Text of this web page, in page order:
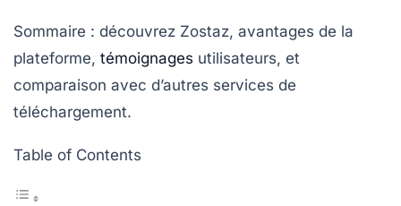
Sommaire : découvrez Zostaz, avantages de la
plateforme, témoignages utilisateurs, et
comparaison avec d’autres services de
téléchargement.
Table of Contents